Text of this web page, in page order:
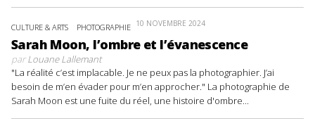
CULTURE & ARTS PHOTOGRAPHIE 10 NOVEMBRE 2024
Sarah Moon, l’ombre et l’évanescence
parLouane Lallemant
"La réalité c’est implacable. Je ne peux pas la photographier. J’ai
besoin de m’en évader pour m’en approcher." La photographie de
Sarah Moon est une fuite du réel, une histoire d'ombre...